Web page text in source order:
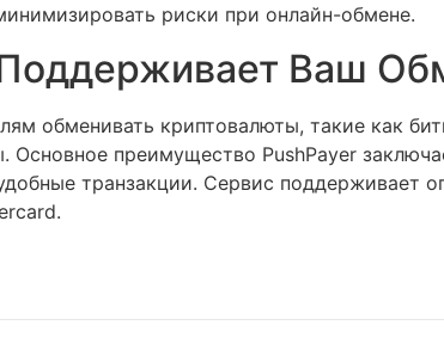
риски при онлайн-обмене.
Ваш
обменивать криптовалюты, такие как
Основное преимущество PushPayer
транзакции. Сервис поддерживает